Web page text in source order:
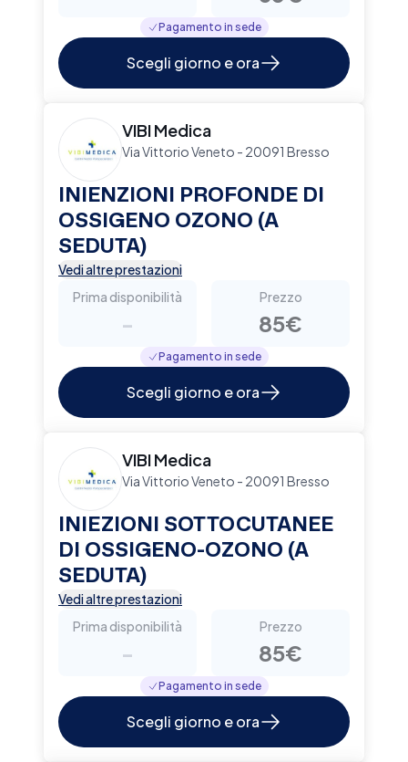
Pagamento in sede
Scegli giorno e ora
VIBI Medica
Via Vittorio Veneto - 20091 Bresso
INIENZIONI PROFONDE DI
OSSIGENO OZONO (A
SEDUTA)
Vedi altre prestazioni
Prima disponibilità
-
Prezzo
85€
Pagamento in sede
Scegli giorno e ora
VIBI Medica
Via Vittorio Veneto - 20091 Bresso
INIEZIONI SOTTOCUTANEE
DI OSSIGENO-OZONO (A
SEDUTA)
Vedi altre prestazioni
Prima disponibilità
-
Prezzo
85€
Pagamento in sede
Scegli giorno e ora